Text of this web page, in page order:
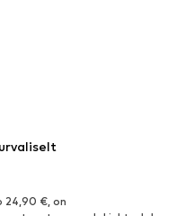
24,90 €, on